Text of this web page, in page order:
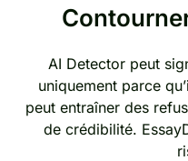
AI Detector peut
uniquement parce
peut entraîner des
de crédibilité.